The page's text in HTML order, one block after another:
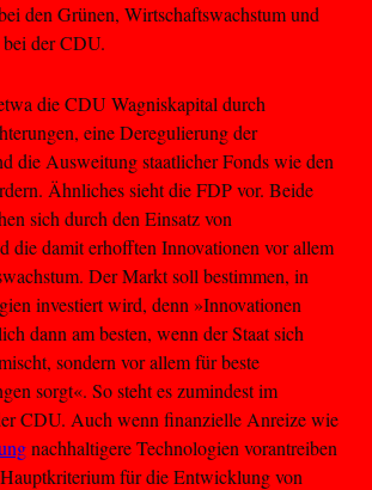
den Grünen, Wirtschaftswachstum und
der CDU.
die CDU Wagniskapital durch
eine Deregulierung der
die Ausweitung staatlicher Fonds wie den
Ähnliches sieht die FDP vor. Beide
sich durch den Einsatz von
die damit erhofften Innovationen vor allem
Der Markt soll bestimmen, in
investiert wird, denn »Innovationen
dann am besten, wenn der Staat sich
sondern vor allem für beste
sorgt«. So steht es zumindest im
CDU. Auch wenn finanzielle Anreize wie
nachhaltigere Technologien vorantreiben
für die Entwicklung von